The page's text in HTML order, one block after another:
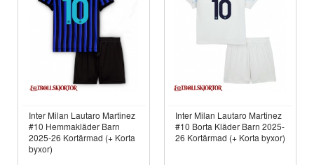
Inter Milan Lautaro Martinez
#10 Hemmakläder Barn
2025-26 Kortärmad (+ Korta
byxor)
Inter Milan Lautaro Martinez
#10 Borta Kläder Barn 2025-
26 Kortärmad (+ Korta byxor)